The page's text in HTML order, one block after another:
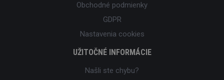
Obchodné podmienky
GDPR
Nastavenia cookies
UŽITOČNÉ INFORMÁCIE
Našli ste chybu?